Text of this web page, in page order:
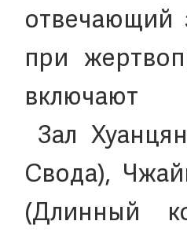
отвечающий
при
Зал
Свода),
(Длинный